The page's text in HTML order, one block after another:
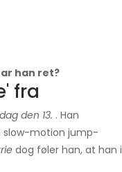
han ret?
fra
​​den 13. . Han
slow-motion jump-
dog føler han, at han i